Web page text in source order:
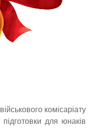
комісаріату
для юнаків